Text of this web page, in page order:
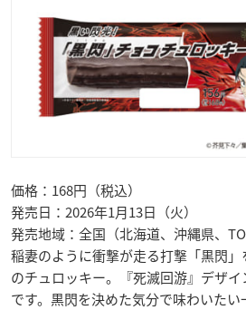
価格：168円（税込）
発売日：2026年1月13日（火）
発売地域：全国（北海道、沖縄県、
稲妻のように衝撃が走る打撃「黒閃
のチュロッキー。『死滅回游』デザ
です。黒閃を決めた気分で味わいたい